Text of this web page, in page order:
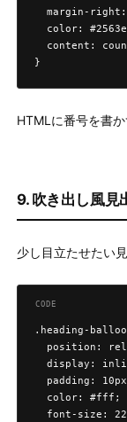
margin-
color:
content:
}
HTMLに番号を書か
9. 吹き出し風見
少し目立たせたい
.heading-
position:
display:
padding:
  color: #fff;
font-size: